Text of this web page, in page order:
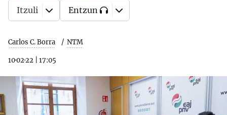
Carlos C. Borra NTM
10·02·22 17:05
Itzuli Entzun